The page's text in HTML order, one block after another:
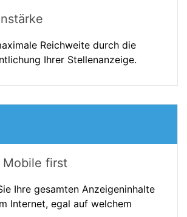
Reichweite durch die
Ihrer Stellenanzeige.
Mobile first
Ihre gesamten Anzeigeninhalte
Internet, egal auf welchem